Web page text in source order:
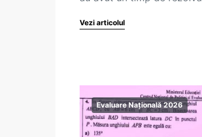
Vezi articolul
Evaluare Națională 2026